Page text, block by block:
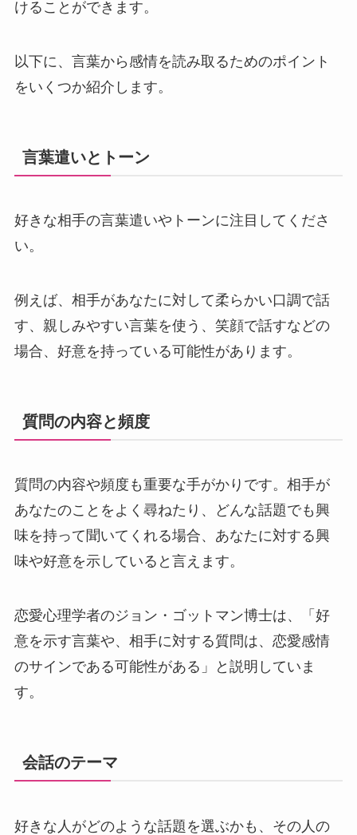
けることができます。
以下に、言葉から感情を読み取るためのポイント
をいくつか紹介します。
言葉遣いとトーン
好きな相手の言葉遣いやトーンに注目してくださ
い。
例えば、相手があなたに対して柔らかい口調で話
す、親しみやすい言葉を使う、笑顔で話すなどの
場合、好意を持っている可能性があります。
質問の内容と頻度
質問の内容や頻度も重要な手がかりです。相手が
あなたのことをよく尋ねたり、どんな話題でも興
味を持って聞いてくれる場合、あなたに対する興
味や好意を示していると言えます。
恋愛心理学者のジョン・ゴットマン博士は、「好
意を示す言葉や、相手に対する質問は、恋愛感情
のサインである可能性がある」と説明していま
す。
会話のテーマ
好きな人がどのような話題を選ぶかも、その人の